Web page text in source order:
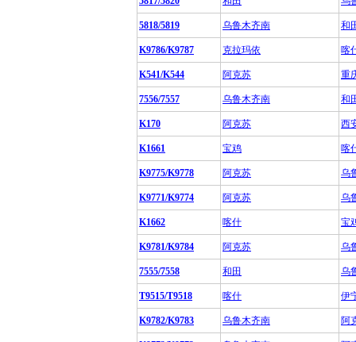
5818/5819 乌鲁木齐南 和
K9786/K9787 克拉玛依 喀
K541/K544 阿克苏 重
7556/7557 乌鲁木齐南 和
K170 阿克苏 西
K1661 宝鸡 喀
K9775/K9778 阿克苏 乌
K9771/K9774 阿克苏 乌
K1662 喀什 宝
K9781/K9784 阿克苏 乌
7555/7558 和田 乌
T9515/T9518 喀什 伊
K9782/K9783 乌鲁木齐南 阿